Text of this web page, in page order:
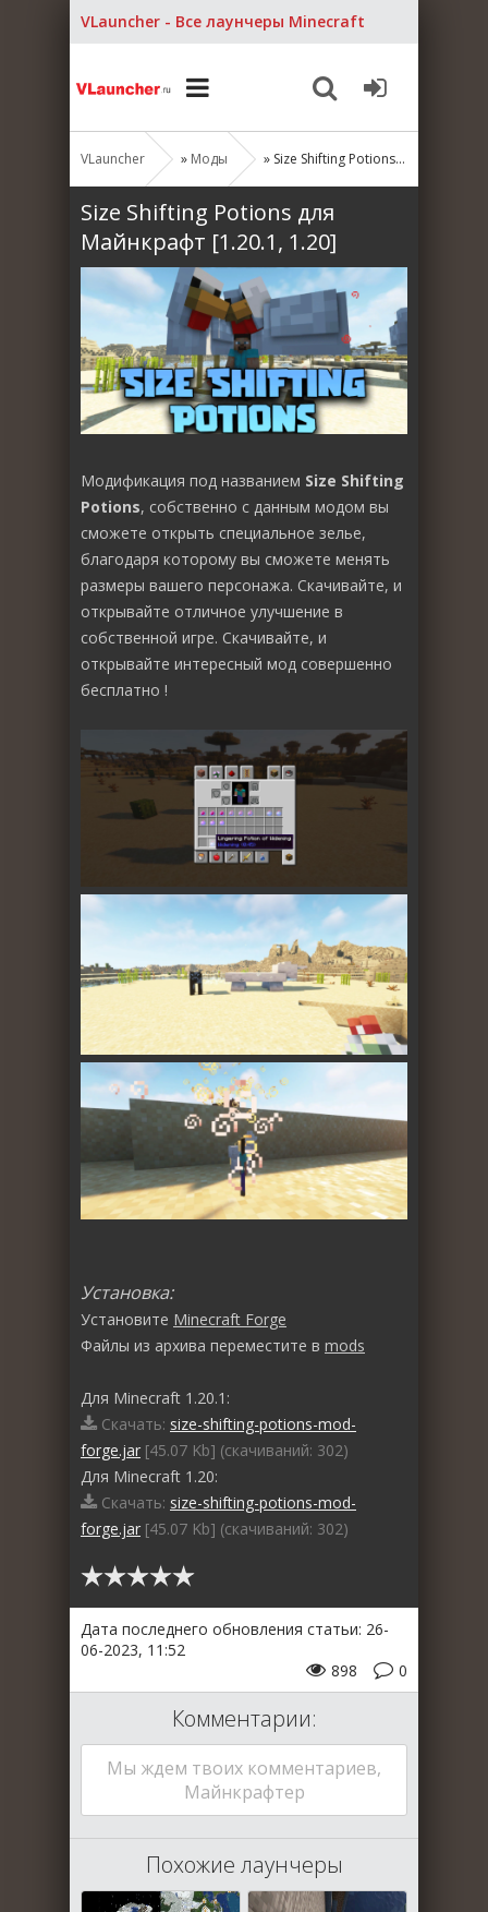
VLauncher - Все лаунчеры Minecraft
VLauncher » Моды » Size Shifting Potions для Майнкрафт [1.20.1, 1.20]
Size Shifting Potions для
Майнкрафт [1.20.1, 1.20]
Модификация под названием Size Shifting
Potions, собственно с данным модом вы
сможете открыть специальное зелье,
благодаря которому вы сможете менять
размеры вашего персонажа. Скачивайте, и
открывайте отличное улучшение в
собственной игре. Скачивайте, и
открывайте интересный мод совершенно
бесплатно !
Установка:
Установите Minecraft Forge
Файлы из архива переместите в mods
Для Minecraft 1.20.1:
Скачать: size-shifting-potions-mod-
forge.jar [45.07 Kb] (cкачиваний: 302)
Для Minecraft 1.20:
Скачать: size-shifting-potions-mod-
forge.jar [45.07 Kb] (cкачиваний: 302)
Дата последнего обновления статьи: 26-
06-2023, 11:52
0
898
Комментарии:
Мы ждем твоих комментариев,
Майнкрафтер
Похожие лаунчеры